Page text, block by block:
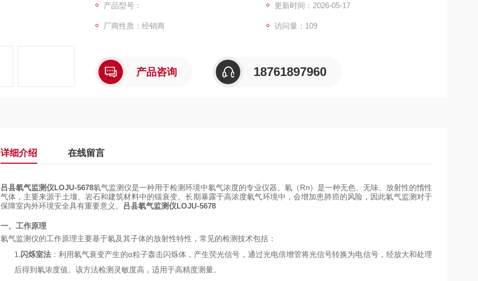
产品型号： 更新时间：2026-05-17
厂商性质：经销商 访问量：109
产品咨询 18761897960
详细介绍 在线留言
吕县氡气监测仪LOJU-5678氡气监测仪是一种用于检测环境中氡气浓度的专业仪器。氡（Rn）是一种无色、无味、放射性的惰性
气体，主要来源于土壤、岩石和建筑材料中的镭衰变。长期暴露于高浓度氡气环境中，会增加患肺癌的风险，因此氡气监测对于
保障室内外环境安全具有重要意义。
吕县氡气监测仪LOJU-5678
一、工作原理
氡气监测仪的工作原理主要基于氡及其子体的放射性特性，常见的检测技术包括：
1.闪烁室法：利用氡气衰变产生的α粒子轰击闪烁体，产生荧光信号，通过光电倍增管将光信号转换为电信号，经放大和处理
后得到氡浓度值。该方法检测灵敏度高，适用于高精度测量。